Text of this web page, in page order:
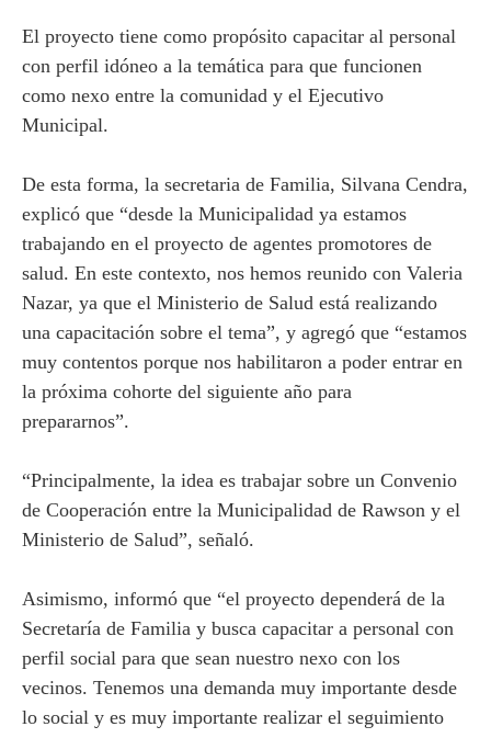
El proyecto tiene como propósito capacitar al personal
con perfil idóneo a la temática para que funcionen
como nexo entre la comunidad y el Ejecutivo
Municipal.
De esta forma, la secretaria de Familia, Silvana Cendra,
explicó que “desde la Municipalidad ya estamos
trabajando en el proyecto de agentes promotores de
salud. En este contexto, nos hemos reunido con Valeria
Nazar, ya que el Ministerio de Salud está realizando
una capacitación sobre el tema”, y agregó que “estamos
muy contentos porque nos habilitaron a poder entrar en
la próxima cohorte del siguiente año para
prepararnos”.
“Principalmente, la idea es trabajar sobre un Convenio
de Cooperación entre la Municipalidad de Rawson y el
Ministerio de Salud”, señaló.
Asimismo, informó que “el proyecto dependerá de la
Secretaría de Familia y busca capacitar a personal con
perfil social para que sean nuestro nexo con los
vecinos. Tenemos una demanda muy importante desde
lo social y es muy importante realizar el seguimiento